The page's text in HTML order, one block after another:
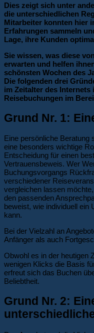
Dies zeigt sich unter
die unterschiedlichen
Mitarbeiter konnten hier
Erfahrungen sammeln
Lage, ihre Kunden
Sie wissen, was diese
erwarten und helfen
schönsten Wochen des
Die folgenden drei
im Zeitalter des
Reisebuchungen im
Grund Nr. 1:
Eine persönliche Beratung
eine besonders wichtige
Entscheidung für einen
Vertrauensbeweis. Wer
Buchungsvorgangs
verschiedener
vergleichen lassen
den passenden
beweist, wie individuell ein
kann.
Bei der Vielzahl an
Anfänger als auch
Obwohl es in der heutigen
wenigen Klicks die Basis
erfreut sich das Buchen
Beliebtheit.
Grund Nr. 2: